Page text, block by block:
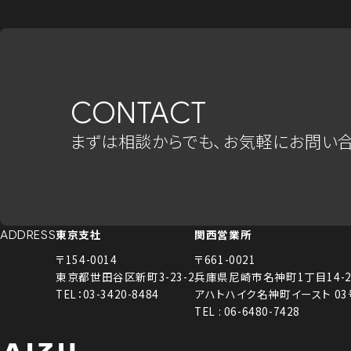
CONTACT
まずは相談からでも、お気軽にお問い
ADDRESS東京支社
〒154-0014
東京都世田谷区新町3-23-2
TEL：03-3420-8484
関西営業所
〒661-0021
兵庫県尼崎市名神町1丁目14-
アハトハイク名神町イースト 03
TEL : 06-6480-7428